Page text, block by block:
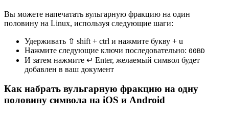
Вы можете напечатать вульгарную фракцию на один
половину на Linux, используя следующие шаги:
Удерживать ⇧ shift + ctrl и нажмите букву + u
Нажмите следующие ключи последовательно: 00BD
И затем нажмите ↵ Enter, желаемый символ будет
добавлен в ваш документ
Как набрать вульгарную фракцию на одну
половину символа на iOS и Android